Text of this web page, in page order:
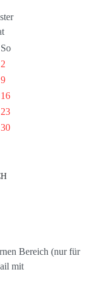
So
2
9
16
23
30
Bereich (nur für
mit